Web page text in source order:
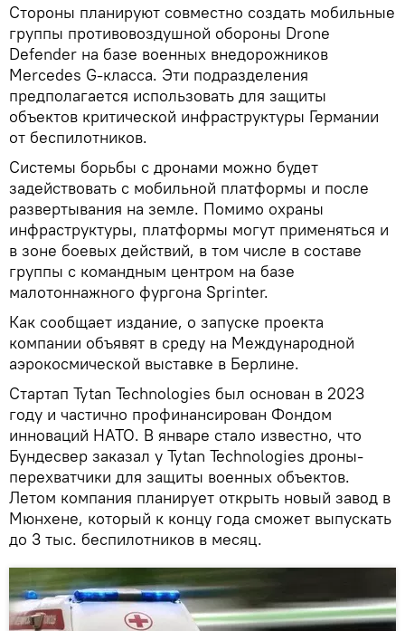
Стороны планируют совместно создать мобильные
группы противовоздушной обороны Drone
Defender на базе военных внедорожников
Mercedes G-класса. Эти подразделения
предполагается использовать для защиты
объектов критической инфраструктуры Германии
от беспилотников.
Системы борьбы с дронами можно будет
задействовать с мобильной платформы и после
развертывания на земле. Помимо охраны
инфраструктуры, платформы могут применяться и
в зоне боевых действий, в том числе в составе
группы с командным центром на базе
малотоннажного фургона Sprinter.
Как сообщает издание, о запуске проекта
компании объявят в среду на Международной
аэрокосмической выставке в Берлине.
Стартап Tytan Technologies был основан в 2023
году и частично профинансирован Фондом
инноваций НАТО. В январе стало известно, что
Бундесвер заказал у Tytan Technologies дроны-
перехватчики для защиты военных объектов.
Летом компания планирует открыть новый завод в
Мюнхене, который к концу года сможет выпускать
до 3 тыс. беспилотников в месяц.